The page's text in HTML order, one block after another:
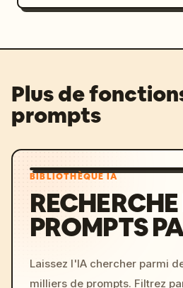
Plus de
prompts
BIBLIOTHÈQUE IA
PROMPTS
Laissez l'IA chercher parmi
milliers de prompts. Filtrez